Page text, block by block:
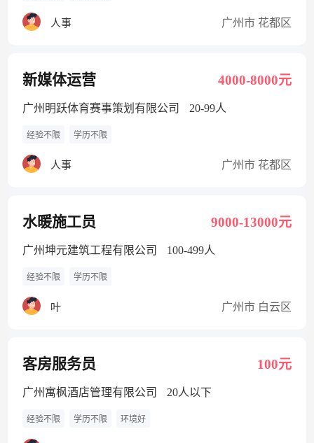
人事 广州市 花都区
新媒体运营 4000-8000元
广州明跃体育赛事策划有限公司 20-99人
经验不限 学历不限
人事 广州市 花都区
水暖施工员 9000-13000元
广州坤元建筑工程有限公司 100-499人
经验不限 学历不限
叶 广州市 白云区
客房服务员 100元
广州寓枫酒店管理有限公司 20人以下
经验不限 学历不限 环境好